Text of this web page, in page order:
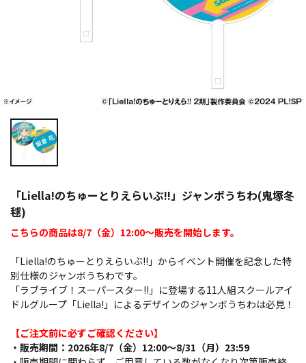
「Liella!のちゅーとりえらいぶ!!」ジャンボうちわ(鬼塚冬
毬)
こちらの商品は8/7（金）12:00～販売を開始します。
「Liella!のちゅーとりえらいぶ!!」からイベント開催を記念した特
別仕様のジャンボうちわです。
「ラブライブ！スーパースター!!」に登場する11人組スクールアイ
ドルグループ「Liella!」によるデザインのジャンボうちわは必見！
【ご注文前に必ずご確認ください】
・販売期間：2026年8/7（金）12:00～8/31（月）23:59